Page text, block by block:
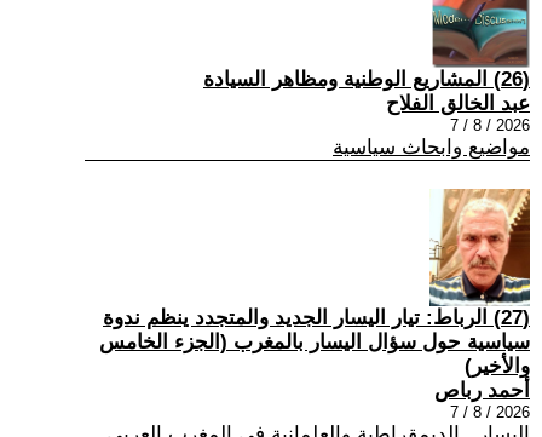
(26) المشاريع الوطنية ومظاهر السيادة
عبد الخالق الفلاح
2026 / 8 / 7
مواضيع وابحاث سياسية
(27) الرباط: تيار اليسار الجديد والمتجدد ينظم ندوة
سياسية حول سؤال اليسار بالمغرب (الجزء الخامس
والأخير)
أحمد رباص
2026 / 8 / 7